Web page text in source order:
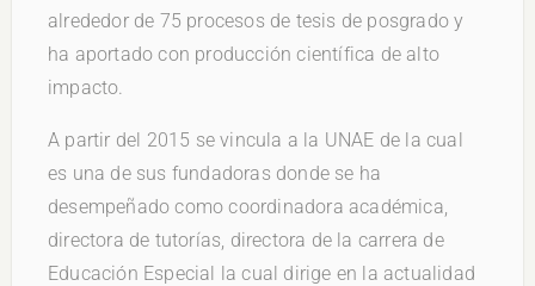
alrededor de 75 procesos de tesis de posgrado y
ha aportado con producción científica de alto
impacto.
A partir del 2015 se vincula a la UNAE de la cual
es una de sus fundadoras donde se ha
desempeñado como coordinadora académica,
directora de tutorías, directora de la carrera de
Educación Especial la cual dirige en la actualidad